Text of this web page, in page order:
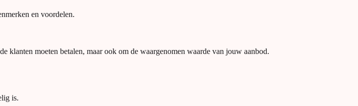
en voordelen.
klanten moeten betalen, maar ook om de waargenomen waarde van jouw aanbod.
is.